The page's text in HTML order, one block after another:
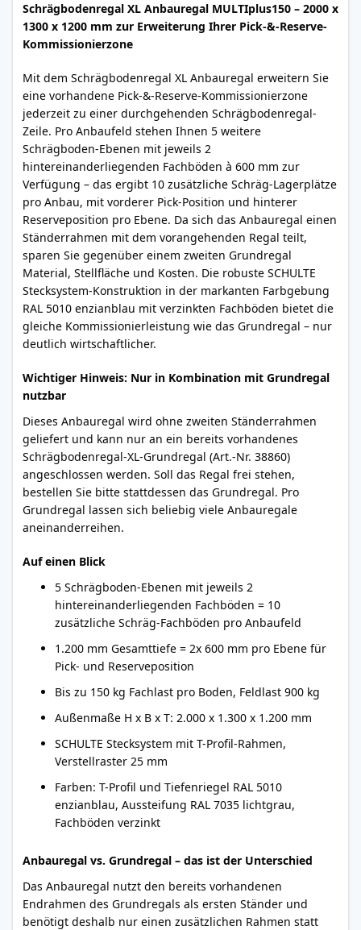
Schrägbodenregal XL Anbauregal MULTIplus150 – 2000 x
1300 x 1200 mm zur Erweiterung Ihrer Pick-&-Reserve-
Kommissionierzone
Mit dem Schrägbodenregal XL Anbauregal erweitern Sie
eine vorhandene Pick-&-Reserve-Kommissionierzone
jederzeit zu einer durchgehenden Schrägbodenregal-
Zeile. Pro Anbaufeld stehen Ihnen 5 weitere
Schrägboden-Ebenen mit jeweils 2
hintereinanderliegenden Fachböden à 600 mm zur
Verfügung – das ergibt 10 zusätzliche Schräg-Lagerplätze
pro Anbau, mit vorderer Pick-Position und hinterer
Reserveposition pro Ebene. Da sich das Anbauregal einen
Ständerrahmen mit dem vorangehenden Regal teilt,
sparen Sie gegenüber einem zweiten Grundregal
Material, Stellfläche und Kosten. Die robuste SCHULTE
Stecksystem-Konstruktion in der markanten Farbgebung
RAL 5010 enzianblau mit verzinkten Fachböden bietet die
gleiche Kommissionierleistung wie das Grundregal – nur
deutlich wirtschaftlicher.
Wichtiger Hinweis: Nur in Kombination mit Grundregal
nutzbar
Dieses Anbauregal wird ohne zweiten Ständerrahmen
geliefert und kann nur an ein bereits vorhandenes
Schrägbodenregal-XL-Grundregal (Art.-Nr. 38860)
angeschlossen werden. Soll das Regal frei stehen,
bestellen Sie bitte stattdessen das Grundregal. Pro
Grundregal lassen sich beliebig viele Anbauregale
aneinanderreihen.
Auf einen Blick
5 Schrägboden-Ebenen mit jeweils 2
hintereinanderliegenden Fachböden = 10
zusätzliche Schräg-Fachböden pro Anbaufeld
1.200 mm Gesamttiefe = 2x 600 mm pro Ebene für
Pick- und Reserveposition
Bis zu 150 kg Fachlast pro Boden, Feldlast 900 kg
Außenmaße H x B x T: 2.000 x 1.300 x 1.200 mm
SCHULTE Stecksystem mit T-Profil-Rahmen,
Verstellraster 25 mm
Farben: T-Profil und Tiefenriegel RAL 5010
enzianblau, Aussteifung RAL 7035 lichtgrau,
Fachböden verzinkt
Anbauregal vs. Grundregal – das ist der Unterschied
Das Anbauregal nutzt den bereits vorhandenen
Endrahmen des Grundregals als ersten Ständer und
benötigt deshalb nur einen zusätzlichen Rahmen statt